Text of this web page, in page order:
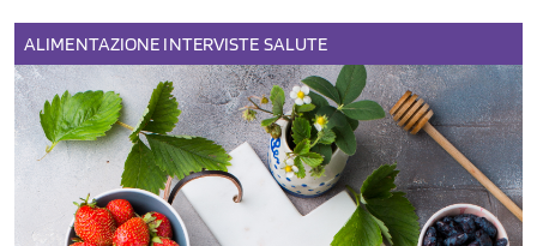
ALIMENTAZIONE INTERVISTE SALUTE